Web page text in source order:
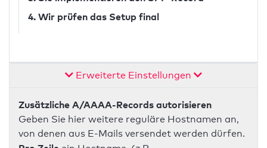
4. Wir prüfen das Setup final
Erweiterte Einstellungen
Zusätzliche A/AAAA-Records autorisieren
Geben Sie hier weitere reguläre Hostnamen an,
von denen aus E-Mails versendet werden dürfen.